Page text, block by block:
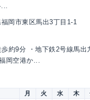
岡市東区馬出3丁目1-1
歩約9分 ・地下鉄2号線馬出
岡空港か...
月 火 水 木